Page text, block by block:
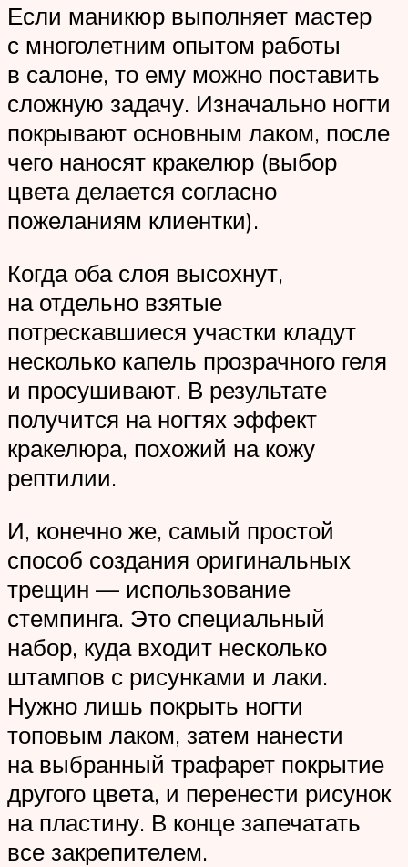
Если маникюр выполняет мастер
с многолетним опытом работы
в салоне, то ему можно поставить
сложную задачу. Изначально ногти
покрывают основным лаком, после
чего наносят кракелюр (выбор
цвета делается согласно
пожеланиям клиентки).
Когда оба слоя высохнут,
на отдельно взятые
потрескавшиеся участки кладут
несколько капель прозрачного геля
и просушивают. В результате
получится на ногтях эффект
кракелюра, похожий на кожу
рептилии.
И, конечно же, самый простой
способ создания оригинальных
трещин — использование
стемпинга. Это специальный
набор, куда входит несколько
штампов с рисунками и лаки.
Нужно лишь покрыть ногти
топовым лаком, затем нанести
на выбранный трафарет покрытие
другого цвета, и перенести рисунок
на пластину. В конце запечатать
все закрепителем.